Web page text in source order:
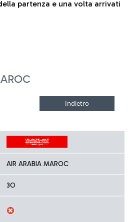
partenza e una volta arrivati
AIR ARABIA MAROC
3O